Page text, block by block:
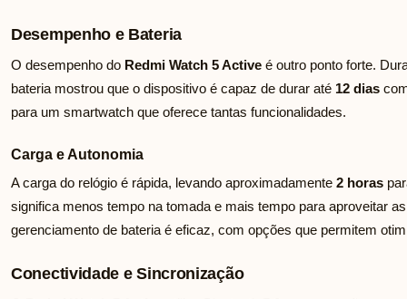
Desempenho e Bateria
O desempenho do Redmi Watch 5 Active é outro ponto forte.
bateria mostrou que o dispositivo é capaz de durar até 12 dias
para um smartwatch que oferece tantas funcionalidades.
Carga e Autonomia
A carga do relógio é rápida, levando aproximadamente 2 horas
significa menos tempo na tomada e mais tempo para aproveitar
gerenciamento de bateria é eficaz, com opções que permitem
Conectividade e Sincronização